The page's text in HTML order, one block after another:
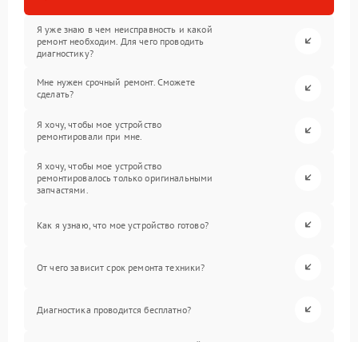
Я уже знаю в чем неисправность и какой
ремонт необходим. Для чего проводить
диагностику?
Мне нужен срочный ремонт. Сможете
сделать?
Я хочу, чтобы мое устройство
ремонтировали при мне.
Я хочу, чтобы мое устройство
ремонтировалось только оригинальными
запчастями.
Как я узнаю, что мое устройство готово?
От чего зависит срок ремонта техники?
Диагностика проводится бесплатно?